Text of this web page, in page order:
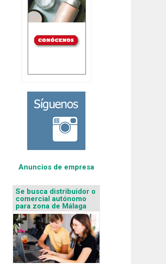
Anuncios de empresa
Se busca distribuidor o
comercial autónomo
para zona de Málaga